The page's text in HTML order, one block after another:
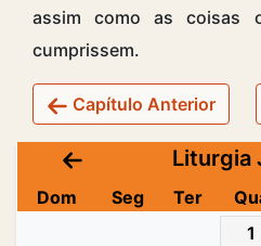
assim como as coisas
cumprissem.
Capítulo Anterior
Liturgia
Dom Seg Ter
1